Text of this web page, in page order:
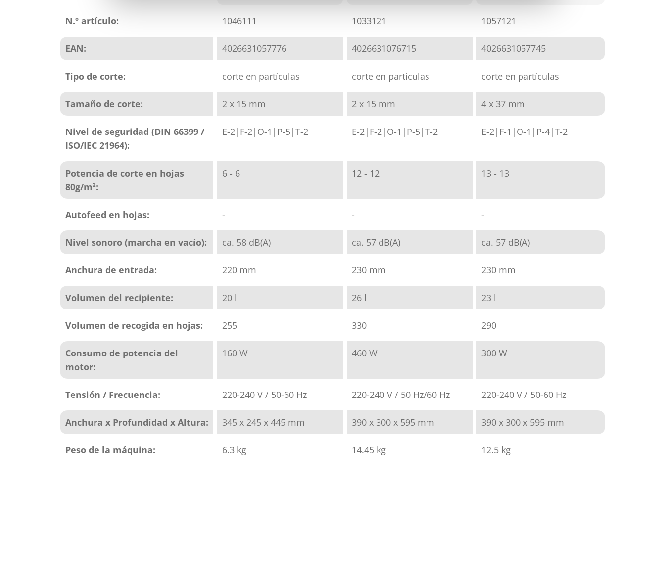
del
producto
N.º artículo: 1046111 1033121 1057121
EAN: 4026631057776 4026631076715 4026631057745
Tipo de corte: corte en partículas corte en partículas corte en partículas
Tamaño de corte: 2 x 15 mm 2 x 15 mm 4 x 37 mm
Nivel de seguridad (DIN 66399 /
ISO/IEC 21964):
E-2|F-2|O-1|P-5|T-2 E-2|F-2|O-1|P-5|T-2 E-2|F-1|O-1|P-4|T-2
Potencia de corte en hojas
80g/m²:
6 - 6 12 - 12 13 - 13
Autofeed en hojas: - - -
Nivel sonoro (marcha en vacío): ca. 58 dB(A) ca. 57 dB(A) ca. 57 dB(A)
Anchura de entrada: 220 mm 230 mm 230 mm
Volumen del recipiente: 20 l 26 l 23 l
Volumen de recogida en hojas: 255 330 290
Consumo de potencia del
motor:
160 W 460 W 300 W
Tensión / Frecuencia: 220-240 V / 50-60 Hz 220-240 V / 50 Hz/60 Hz 220-240 V / 50-60 Hz
Anchura x Profundidad x Altura: 345 x 245 x 445 mm 390 x 300 x 595 mm 390 x 300 x 595 mm
Peso de la máquina: 6.3 kg 14.45 kg 12.5 kg